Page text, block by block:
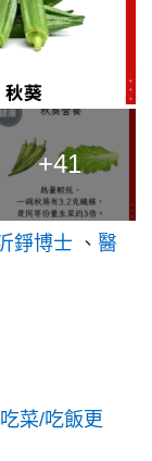
+41
錚博士 、 醫
菜/吃飯更